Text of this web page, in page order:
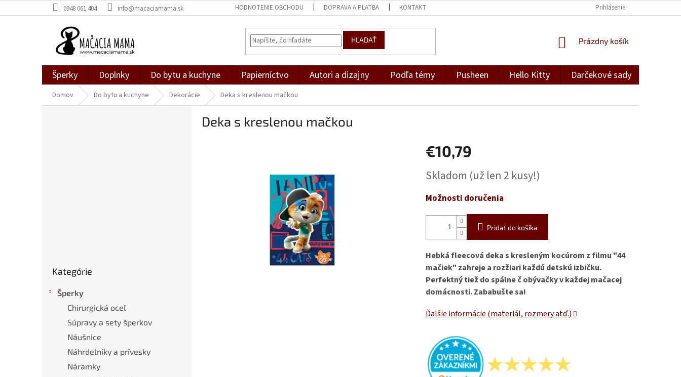
na
0948 061 404 info@macaciamama.sk HODNOTENIE OBCHODU DOPRAVA A PLATBA KONTAKT Prihlásenie
HĽADAŤ
NÁKUPNÝ
Prázdny košík
Šperky Doplnky Do bytu a kuchyne Papierníctvo Autori a dizajny Podľa témy Pusheen Hello Kitty Darčekové sady
Domov Do bytu a kuchyne Dekorácie Deka s kreslenou mačkou
kategórie
Kategórie
Šperky
Chirurgická oceľ
Súpravy a sety šperkov
Náušnice
Náhrdelníky a prívesky
Náramky
Deka s kreslenou mačkou
€10,79
cena:
Skladom (už len 2 kusy!)
Možnosti doručenia
Pridať do košíka
Hebká fleecová deka s kresleným kocúrom z filmu "44
mačiek" zahreje a rozžiari každú detskú izbičku.
Perfektný tiež do spálne č obývačky v každej mačacej
domácnosti. Zababušte sa!
Ďalšie informácie (materiál, rozmery atď.)